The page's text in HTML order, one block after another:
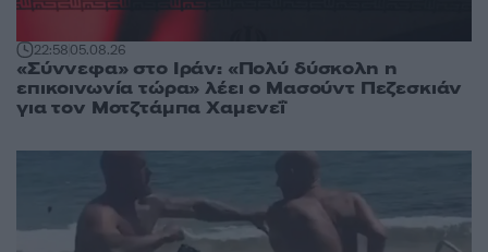
22:5805.08.26
«Σύννεφα» στο Ιράν: «Πολύ δύσκολη η
επικοινωνία τώρα» λέει ο Μασούντ Πεζεσκιάν
για τον Μοτζτάμπα Χαμενεΐ